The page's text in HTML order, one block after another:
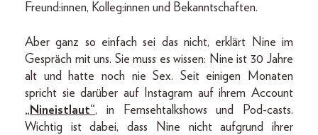
Freund:innen, Kolleg:innen und Bekanntschaften.
Aber ganz so einfach sei das nicht, erklärt Nine im
Gespräch mit uns. Sie muss es wissen: Nine ist 30 Jahre
alt und hatte noch nie Sex. Seit einigen Monaten
spricht sie darüber auf Instagram auf ihrem Account
„Nineistlaut“, in Fernsehtalkshows und Pod-casts.
Wichtig ist dabei, dass Nine nicht aufgrund ihrer